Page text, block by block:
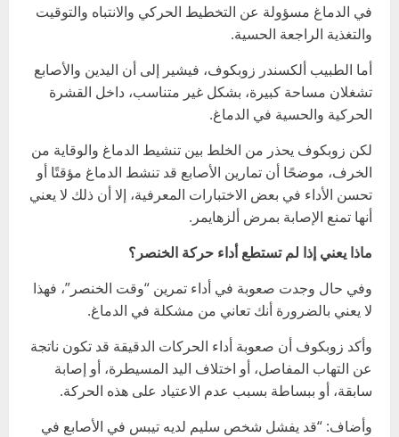
في الدماغ مسؤولة عن التخطيط الحركي والانتباه والتوقيت
والتغذية الراجعة الحسية.
أما الطبيب ألكسندر زوبكوف، فيشير إلى أن اليدين والأصابع
تشغلان مساحة كبيرة، بشكل غير متناسب، داخل القشرة
الحركية والحسية في الدماغ.
لكن زوبكوف يحذر من الخلط بين تنشيط الدماغ والوقاية من
الخرف، موضحًا أن تمارين الأصابع قد تنشط الدماغ مؤقتًا أو
تحسن الأداء في بعض الاختبارات المعرفية، إلا أن ذلك لا يعني
أنها تمنع الإصابة بمرض ألزهايمر.
ماذا يعني إذا لم تستطع أداء حركة الخنصر؟
وفي حال وجدت صعوبة في أداء تمرين “وقت الخنصر”، فهذا
لا يعني بالضرورة أنك تعاني من مشكلة في الدماغ.
وأكد زوبكوف أن صعوبة أداء الحركات الدقيقة قد تكون ناتجة
عن التهاب المفاصل، أو اختلاف اليد المسيطرة، أو إصابة
سابقة، أو ببساطة بسبب عدم الاعتياد على هذه الحركة.
وأضاف: “قد يفشل شخص سليم لديه تيبس في الأصابع في